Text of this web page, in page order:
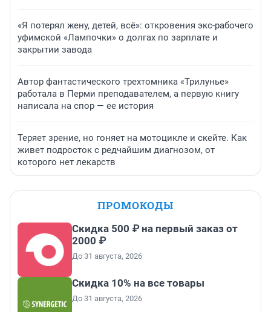
«Я потерял жену, детей, всё»: откровения экс-рабочего
уфимской «Лампочки» о долгах по зарплате и
закрытии завода
Автор фантастического трехтомника «Трилунье»
работала в Перми преподавателем, а первую книгу
написала на спор — ее история
Теряет зрение, но гоняет на мотоцикле и скейте. Как
живет подросток с редчайшим диагнозом, от
которого нет лекарств
ПРОМОКОДЫ
Скидка 500 ₽ на первый заказ от
2000 ₽
До 31 августа, 2026
Скидка 10% на все товары
До 31 августа, 2026